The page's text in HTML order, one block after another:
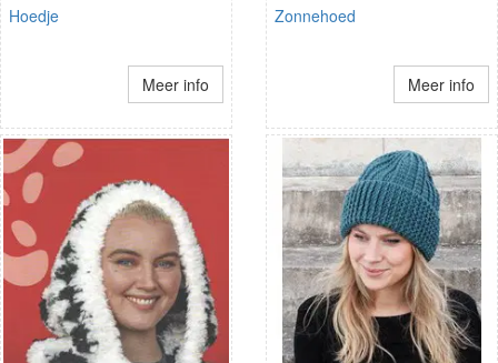
Hoedje
Meer info
Zonnehoed
Meer info